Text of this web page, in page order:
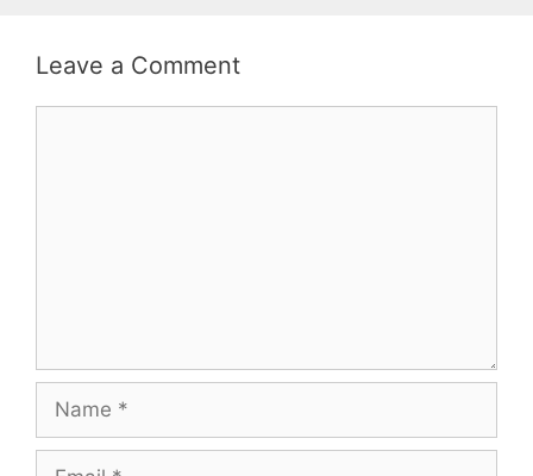
Leave a Comment
Name
Email